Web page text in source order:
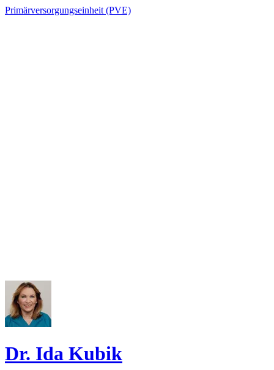
Primärversorgungseinheit (PVE)
Dr. Ida Kubik